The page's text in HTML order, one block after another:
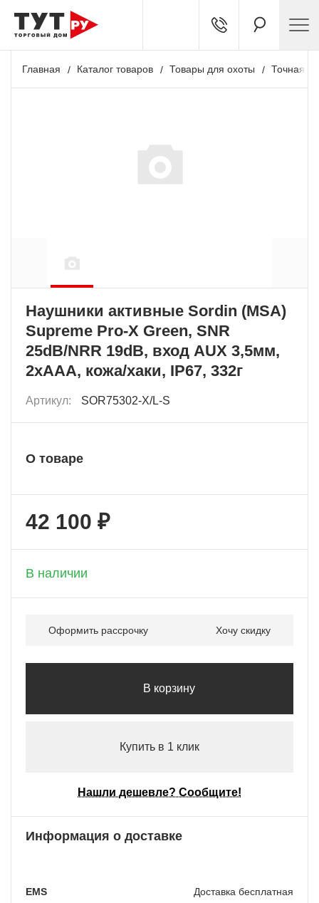
Главная Каталог товаров Товары для охоты Точная
Наушники активные Sordin (MSA)
Supreme Pro-X Green, SNR
25dB/NRR 19dB, вход AUX 3,5мм,
2хAAA, кожа/хаки, IP67, 332г
Артикул: SOR75302-X/L-S
О товаре
42 100 ₽
В наличии
Оформить рассрочку Хочу скидку
В корзину
Купить в 1 клик
Нашли дешевле? Сообщите!
Информация о доставке
EMS Доставка бесплатная